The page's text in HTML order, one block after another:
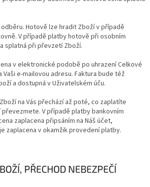
Hotově lze hradit Zboží v případě
V případě platby hotově při osobním
splatná při převzetí Zboží.
v elektronické podobě po uhrazení Celkové
Vaši e-mailovou adresu. Faktura bude též
a dostupná v Uživatelském úču.
na Vás přechází až poté, co zaplatíte
V případě platby bankovním
zaplacena připsáním na Náš účet,
zaplacena v okamžik provedení platby.
PŘECHOD NEBEZPEČÍ